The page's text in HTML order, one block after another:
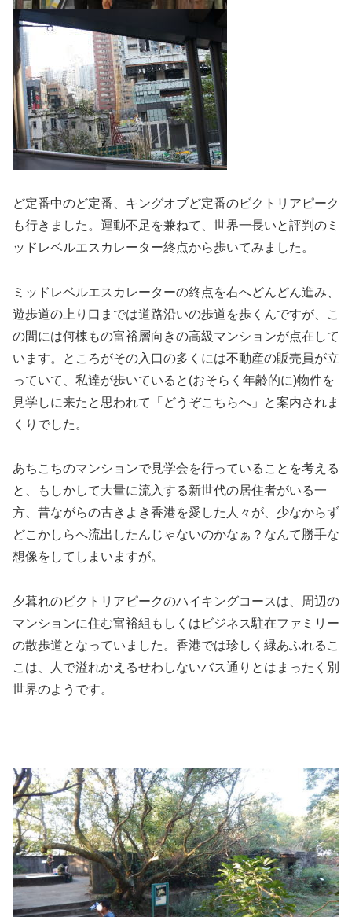
ど定番中のど定番、キングオブど定番のビクトリアピーク
も行きました。運動不足を兼ねて、世界一長いと評判のミ
ッドレベルエスカレーター終点から歩いてみました。
ミッドレベルエスカレーターの終点を右へどんどん進み、
遊歩道の上り口までは道路沿いの歩道を歩くんですが、こ
の間には何棟もの富裕層向きの高級マンションが点在して
います。ところがその入口の多くには不動産の販売員が立
っていて、私達が歩いていると(おそらく年齢的に)物件を
見学しに来たと思われて「どうぞこちらへ」と案内されま
くりでした。
あちこちのマンションで見学会を行っていることを考える
と、もしかして大量に流入する新世代の居住者がいる一
方、昔ながらの古きよき香港を愛した人々が、少なからず
どこかしらへ流出したんじゃないのかなぁ？なんて勝手な
想像をしてしまいますが。
夕暮れのビクトリアピークのハイキングコースは、周辺の
マンションに住む富裕組もしくはビジネス駐在ファミリー
の散歩道となっていました。香港では珍しく緑あふれるこ
こは、人で溢れかえるせわしないバス通りとはまったく別
世界のようです。